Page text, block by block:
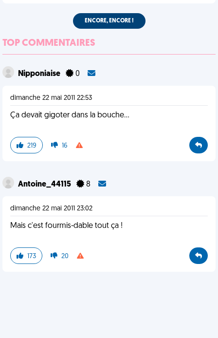
ENCORE, ENCORE !
TOP COMMENTAIRES
Nipponiaise 0
dimanche 22 mai 2011 22:53
Ça devait gigoter dans la bouche...
219 16
Antoine_44115 8
dimanche 22 mai 2011 23:02
Mais c'est fourmis-dable tout ça !
173 20